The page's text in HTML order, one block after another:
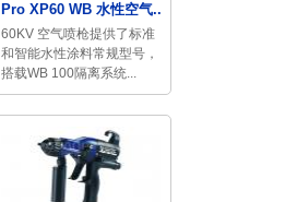
Pro XP60 WB 水性空气...
60KV 空气喷枪提供了标准
和智能水性涂料常规型号，
搭载WB 100隔离系统...